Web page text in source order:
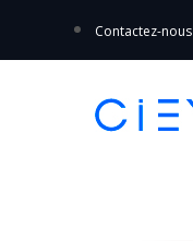
Contactez-nous